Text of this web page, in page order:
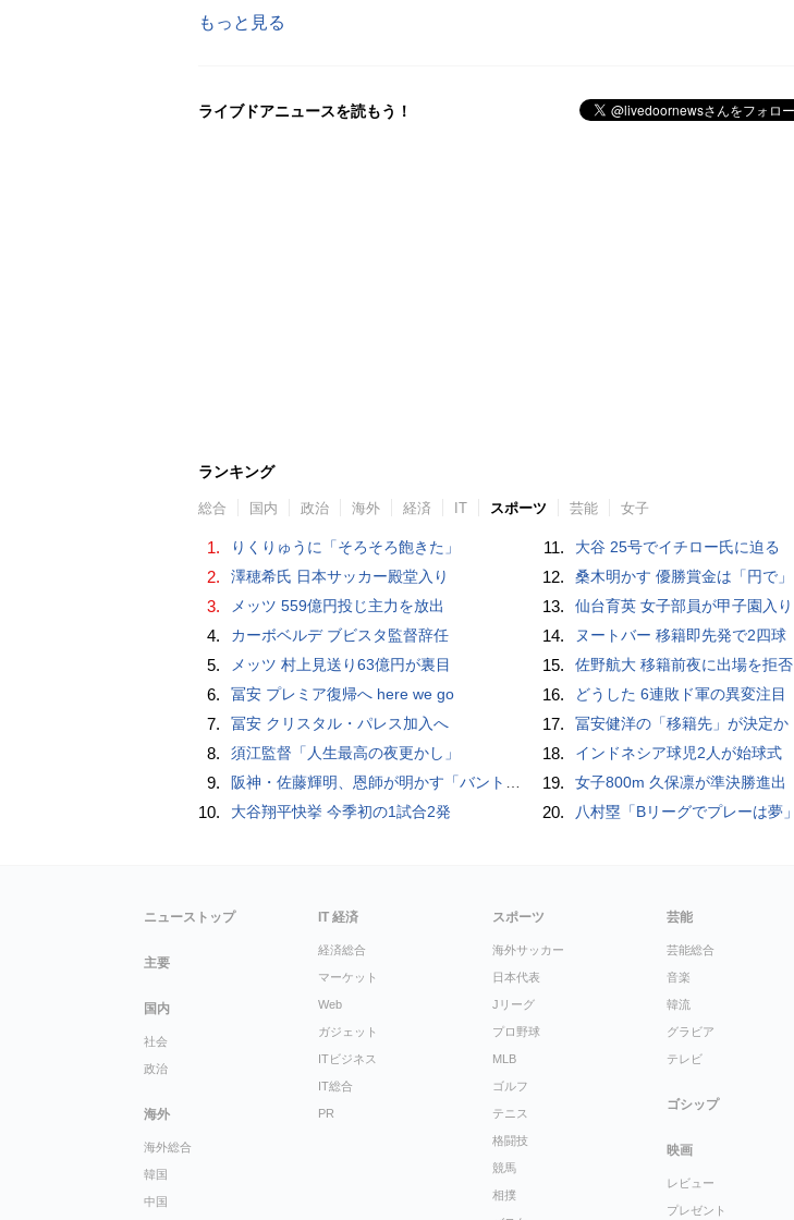
もっと見る
ライブドアニュースを読もう！
ランキング
総合 国内 政治 海外 経済 IT スポーツ 芸能 女子
1. りくりゅうに「そろそろ飽きた」
2. 澤穂希氏 日本サッカー殿堂入り
3. メッツ 559億円投じ主力を放出
4. カーボベルデ ブビスタ監督辞任
5. メッツ 村上見送り63億円が裏目
6. 冨安 プレミア復帰へ here we go
7. 冨安 クリスタル・パレス加入へ
8. 須江監督「人生最高の夜更かし」
9. 阪神・佐藤輝明、恩師が明かす「バント拒否でホームラン」の“やんちゃ坊主”時代
10. 大谷翔平快挙 今季初の1試合2発
11. 大谷 25号でイチロー氏に迫る
12. 桑木明かす 優勝賞金は「円で」
13. 仙台育英 女子部員が甲子園入り
14. ヌートバー 移籍即先発で2四球
15. 佐野航大 移籍前夜に出場を拒否
16. どうした 6連敗ド軍の異変注目
17. 冨安健洋の「移籍先」が決定か
18. インドネシア球児2人が始球式
19. 女子800m 久保凛が準決勝進出
20. 八村塁「Bリーグでプレーは夢」
ニューストップ
主要
国内
社会
政治
海外
海外総合
韓国
中国
IT 経済
経済総合
マーケット
Web
ガジェット
ITビジネス
IT総合
PR
スポーツ
海外サッカー
日本代表
Jリーグ
プロ野球
MLB
ゴルフ
テニス
格闘技
競馬
相撲
芸能
芸能総合
音楽
韓流
グラビア
テレビ
ゴシップ
映画
レビュー
プレゼント